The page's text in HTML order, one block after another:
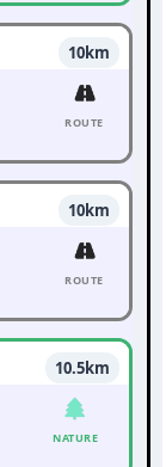
10km
ROUTE
10km
ROUTE
10.5km
NATURE